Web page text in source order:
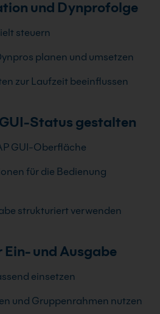
und Dynprofolge
steuern
planen und umsetzen
zur Laufzeit beeinflussen
Status gestalten
GUI-Oberfläche
für die Bedienung
strukturiert verwenden
und Ausgabe
einsetzen
und Gruppenrahmen nutzen